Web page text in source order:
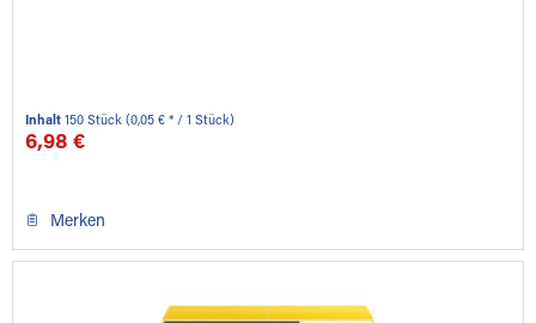
Inhalt150 Stück(0,05 € * / 1 Stück)
6,98 €
Merken